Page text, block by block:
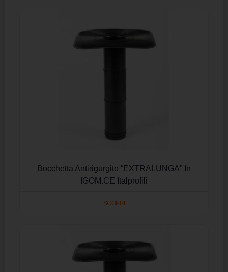
Bocchetta Antirigurgito “EXTRALUNGA” In
IGOM.CE Italprofili
SCOPRI